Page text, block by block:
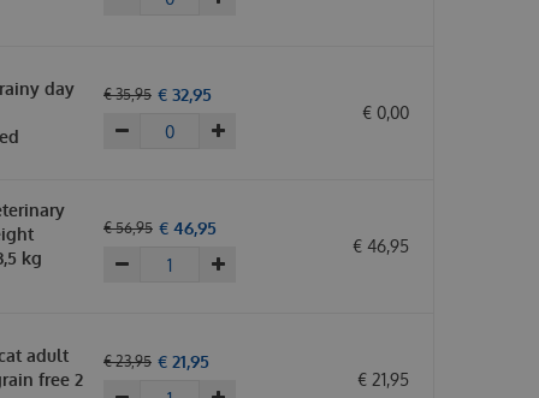
day
€ 35,95 € 32,95
€ 0,00
kg
€ 56,95 € 46,95
€ 46,95
adult
free 2
€ 23,95 € 21,95
€ 21,95